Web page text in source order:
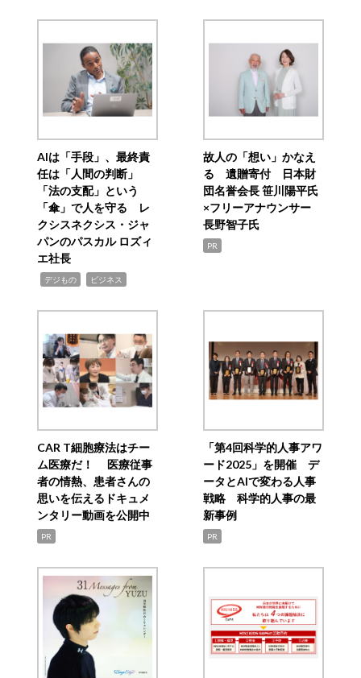
AIは「手段」、最終責
任は「人間の判断」
「法の支配」という
「傘」で人を守る レ
クシスネクシス・ジャ
パンのパスカル ロズィ
エ社長
デジもの ビジネス
故人の「想い」かなえ
る 遺贈寄付 日本財
団名誉会長 笹川陽平氏
×フリーアナウンサー
長野智子氏
PR
CAR T細胞療法はチー
ム医療だ！ 医療従事
者の情熱、患者さんの
思いを伝えるドキュメ
ンタリー動画を公開中
PR
「第4回科学的人事アワ
ード2025」を開催 デ
ータとAIで変わる人事
戦略 科学的人事の最
新事例
PR